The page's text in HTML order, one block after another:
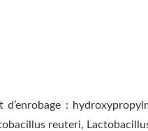
d’enrobage :
reuteri,